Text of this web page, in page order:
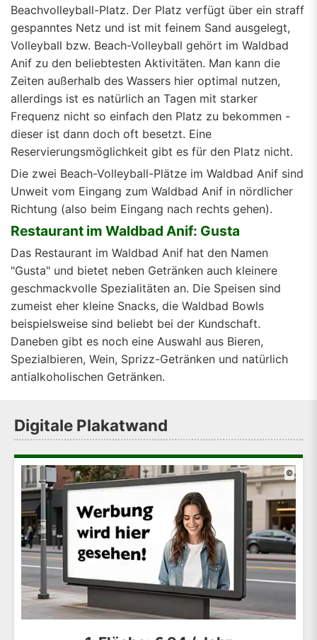
Beachvolleyball-Platz. Der Platz verfügt über ein straff
gespanntes Netz und ist mit feinem Sand ausgelegt,
Volleyball bzw. Beach-Volleyball gehört im Waldbad
Anif zu den beliebtesten Aktivitäten. Man kann die
Zeiten außerhalb des Wassers hier optimal nutzen,
allerdings ist es natürlich an Tagen mit starker
Frequenz nicht so einfach den Platz zu bekommen -
dieser ist dann doch oft besetzt. Eine
Reservierungsmöglichkeit gibt es für den Platz nicht.
Die zwei Beach-Volleyball-Plätze im Waldbad Anif sind
Unweit vom Eingang zum Waldbad Anif in nördlicher
Richtung (also beim Eingang nach rechts gehen).
Restaurant im Waldbad Anif: Gusta
Das Restaurant im Waldbad Anif hat den Namen
"Gusta" und bietet neben Getränken auch kleinere
geschmackvolle Spezialitäten an. Die Speisen sind
zumeist eher kleine Snacks, die Waldbad Bowls
beispielsweise sind beliebt bei der Kundschaft.
Daneben gibt es noch eine Auswahl aus Bieren,
Spezialbieren, Wein, Sprizz-Getränken und natürlich
antialkoholischen Getränken.
Digitale Plakatwand
©